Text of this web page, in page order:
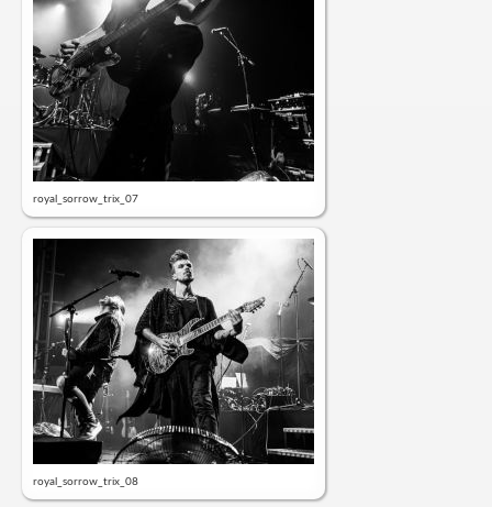
royal_sorrow_trix_07
royal_sorrow_trix_08